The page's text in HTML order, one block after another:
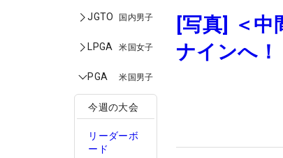
JGTO 国内男子
LPGA 米国女子
PGA 米国男子
今週の大会
リーダーボ
ード
[写真] ＜中
ナインへ！